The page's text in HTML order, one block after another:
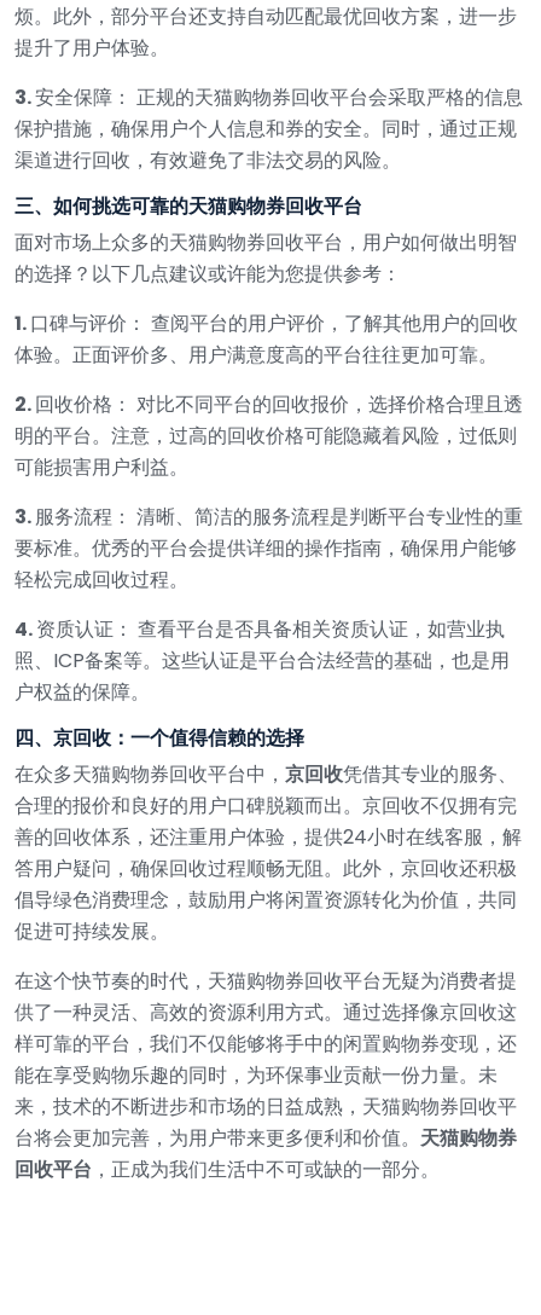
烦。此外，部分平台还支持自动匹配最优回收方案，进一步
提升了用户体验。
3.安全保障： 正规的天猫购物券回收平台会采取严格的信息
保护措施，确保用户个人信息和券的安全。同时，通过正规
渠道进行回收，有效避免了非法交易的风险。
三、如何挑选可靠的天猫购物券回收平台
面对市场上众多的天猫购物券回收平台，用户如何做出明智
的选择？以下几点建议或许能为您提供参考：
1.口碑与评价： 查阅平台的用户评价，了解其他用户的回收
体验。正面评价多、用户满意度高的平台往往更加可靠。
2.回收价格： 对比不同平台的回收报价，选择价格合理且透
明的平台。注意，过高的回收价格可能隐藏着风险，过低则
可能损害用户利益。
3.服务流程： 清晰、简洁的服务流程是判断平台专业性的重
要标准。优秀的平台会提供详细的操作指南，确保用户能够
轻松完成回收过程。
4.资质认证： 查看平台是否具备相关资质认证，如营业执
照、ICP备案等。这些认证是平台合法经营的基础，也是用
户权益的保障。
四、京回收：一个值得信赖的选择
在众多天猫购物券回收平台中， 京回收凭借其专业的服务、
合理的报价和良好的用户口碑脱颖而出。京回收不仅拥有完
善的回收体系，还注重用户体验，提供24小时在线客服，解
答用户疑问，确保回收过程顺畅无阻。此外，京回收还积极
倡导绿色消费理念，鼓励用户将闲置资源转化为价值，共同
促进可持续发展。
在这个快节奏的时代，天猫购物券回收平台无疑为消费者提
供了一种灵活、高效的资源利用方式。通过选择像京回收这
样可靠的平台，我们不仅能够将手中的闲置购物券变现，还
能在享受购物乐趣的同时，为环保事业贡献一份力量。未
来，技术的不断进步和市场的日益成熟，天猫购物券回收平
台将会更加完善，为用户带来更多便利和价值。 天猫购物券
回收平台 ，正成为我们生活中不可或缺的一部分。